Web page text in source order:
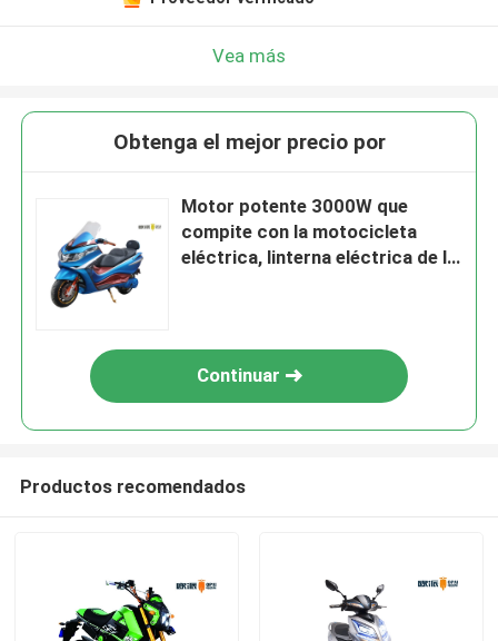
Vea más
Obtenga el mejor precio por
Motor potente 3000W que
compite con la motocicleta
eléctrica, linterna eléctrica de la
Continuar
Productos recomendados